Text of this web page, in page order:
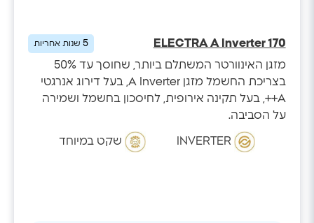
ELECTRA A Inverter 170
5שנות אחריות
מזגן האינוורטר המשתלם ביותר, שחוסך עד 50%
בצריכת החשמל מזגן A Inverter, בעל דירוג אנרגטי
A++, בעל תקינה אירופית, לחיסכון בחשמל ושמירה
על הסביבה.
INVERTER שקט במיוחד